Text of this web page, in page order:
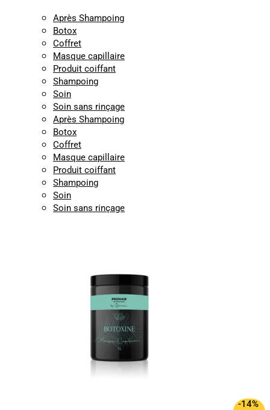
Après Shampoing
Botox
Coffret
Masque capillaire
Produit coiffant
Shampoing
Soin
Soin sans rinçage
Après Shampoing
Botox
Coffret
Masque capillaire
Produit coiffant
Shampoing
Soin
Soin sans rinçage
-14%